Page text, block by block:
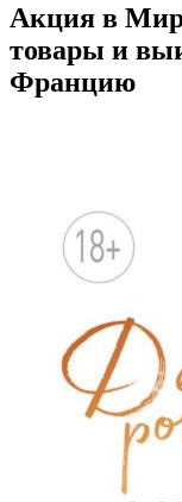
Акция в
товары и
Францию